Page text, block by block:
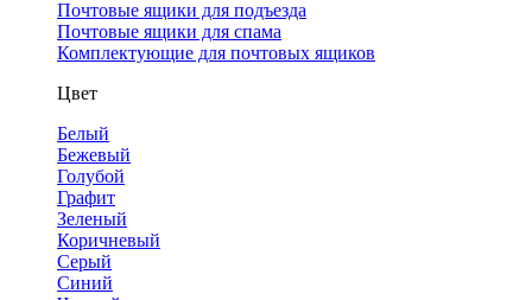
Почтовые ящики для подъезда
Почтовые ящики для спама
Комплектующие для почтовых ящиков
Цвет
Белый
Бежевый
Голубой
Графит
Зеленый
Коричневый
Серый
Синий